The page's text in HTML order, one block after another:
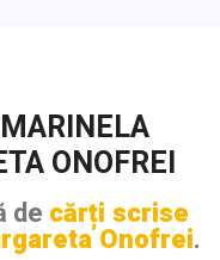
ONOFREI
de cărți scrise
Onofrei.